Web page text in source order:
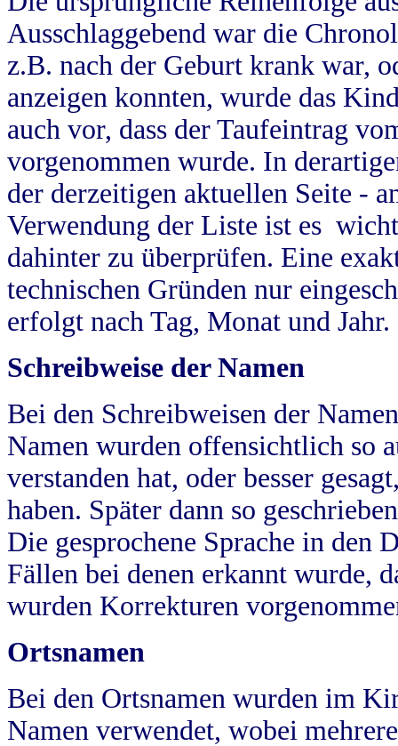
Ausschlaggebend war die
z.B. nach der Geburt krank war,
anzeigen konnten, wurde das
auch vor, dass der Taufeintrag
vorgenommen wurde. In
der derzeitigen aktuellen Seite -
Verwendung der Liste ist es
dahinter zu überprüfen. Eine
technischen Gründen nur
erfolgt nach Tag, Monat und Jahr.
Schreibweise der Namen
Bei den Schreibweisen der
Namen wurden offensichtlich so
verstanden hat, oder besser
haben. Später dann so
Die gesprochene Sprache in
Fällen bei denen erkannt wurde,
wurden Korrekturen
Ortsnamen
Bei den Ortsnamen wurden im
Namen verwendet, wobei